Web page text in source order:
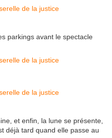
parkings avant le spectacle
et enfin, la lune se présente,
déjà tard quand elle passe au